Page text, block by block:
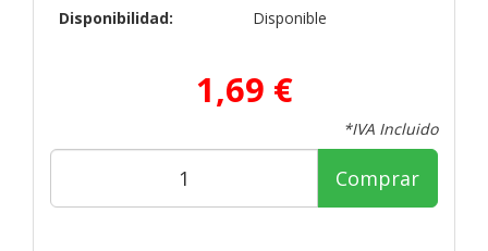
Disponibilidad:
Disponible
1,69 €
*IVA Incluido
Comprar